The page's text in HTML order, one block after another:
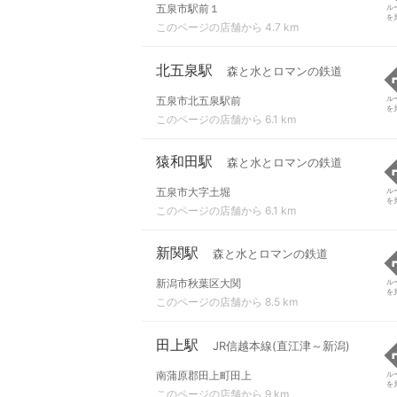
五泉市駅前１
このページの店舗から 4.7 km
ル
を
北五泉駅 森と水とロマンの鉄道
五泉市北五泉駅前
このページの店舗から 6.1 km
ル
を
猿和田駅 森と水とロマンの鉄道
五泉市大字土堀
このページの店舗から 6.1 km
ル
を
新関駅 森と水とロマンの鉄道
新潟市秋葉区大関
このページの店舗から 8.5 km
ル
を
田上駅 JR信越本線(直江津～新潟)
南蒲原郡田上町田上
このページの店舗から 9 km
ル
を